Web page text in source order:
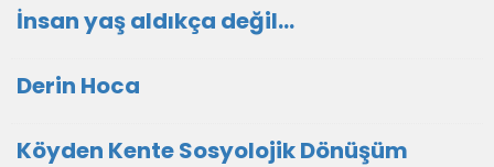
İnsan yaş aldıkça değil...
Derin Hoca
Köyden Kente Sosyolojik Dönüşüm